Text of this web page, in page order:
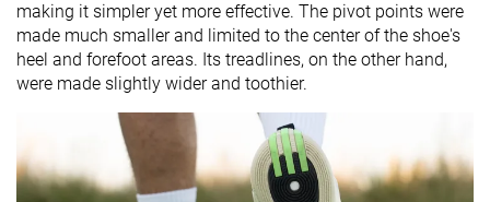
making it simpler yet more effective. The pivot points were
made much smaller and limited to the center of the shoe's
heel and forefoot areas. Its treadlines, on the other hand,
were made slightly wider and toothier.